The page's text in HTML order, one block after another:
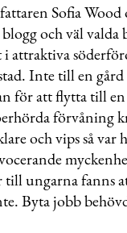
Sofia Wood
och väl valda
i attraktiva
Inte till en gård
för att flytta till
förvåning
och vips så var
till ungarna fanns
Byta jobb